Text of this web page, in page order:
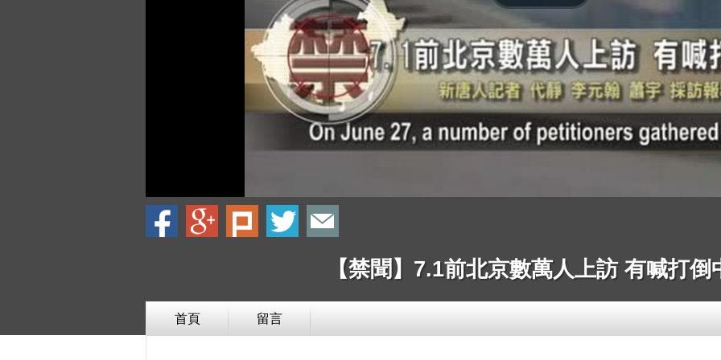
【禁聞】7.1前北京數萬人上訪 有喊打倒
首頁 留言